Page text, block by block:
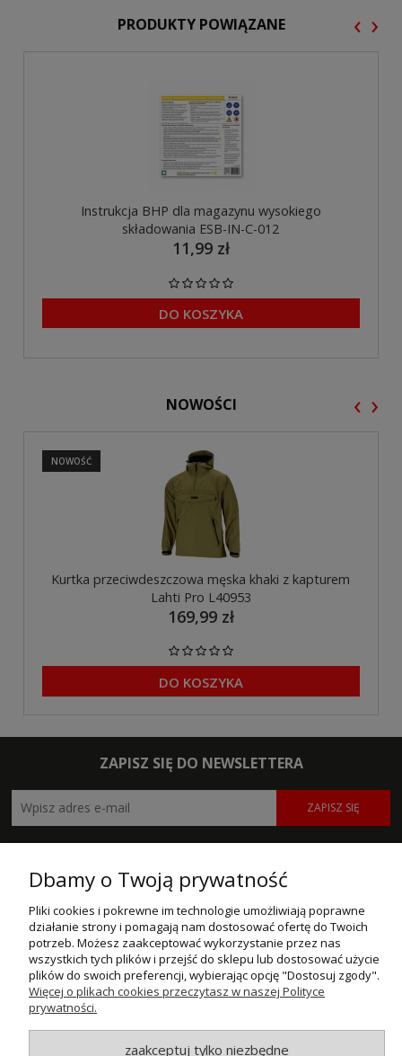
PRODUKTY POWIĄZANE
Instrukcja BHP dla magazynu wysokiego
składowania ESB-IN-C-012
11,99 zł
DO KOSZYKA
‹ ›
NOWOŚCI
Kurtka przeciwdeszczowa męska khaki z kapturem
Lahti Pro L40953
169,99 zł
DO KOSZYKA
NOWOŚĆ
‹ ›
ZAPISZ SIĘ DO NEWSLETTERA
ZAPISZ SIĘ
MOJE KONTO
PŁATNOŚCI I DOSTAWA
INFORMACJE
Dbamy o Twoją prywatność
Pliki cookies i pokrewne im technologie umożliwiają poprawne
działanie strony i pomagają nam dostosować ofertę do Twoich
potrzeb. Możesz zaakceptować wykorzystanie przez nas
wszystkich tych plików i przejść do sklepu lub dostosować użycie
plików do swoich preferencji, wybierając opcję "Dostosuj zgody".
Więcej o plikach cookies przeczytasz w naszej Polityce
prywatności.
zaakceptuj tylko niezbędne